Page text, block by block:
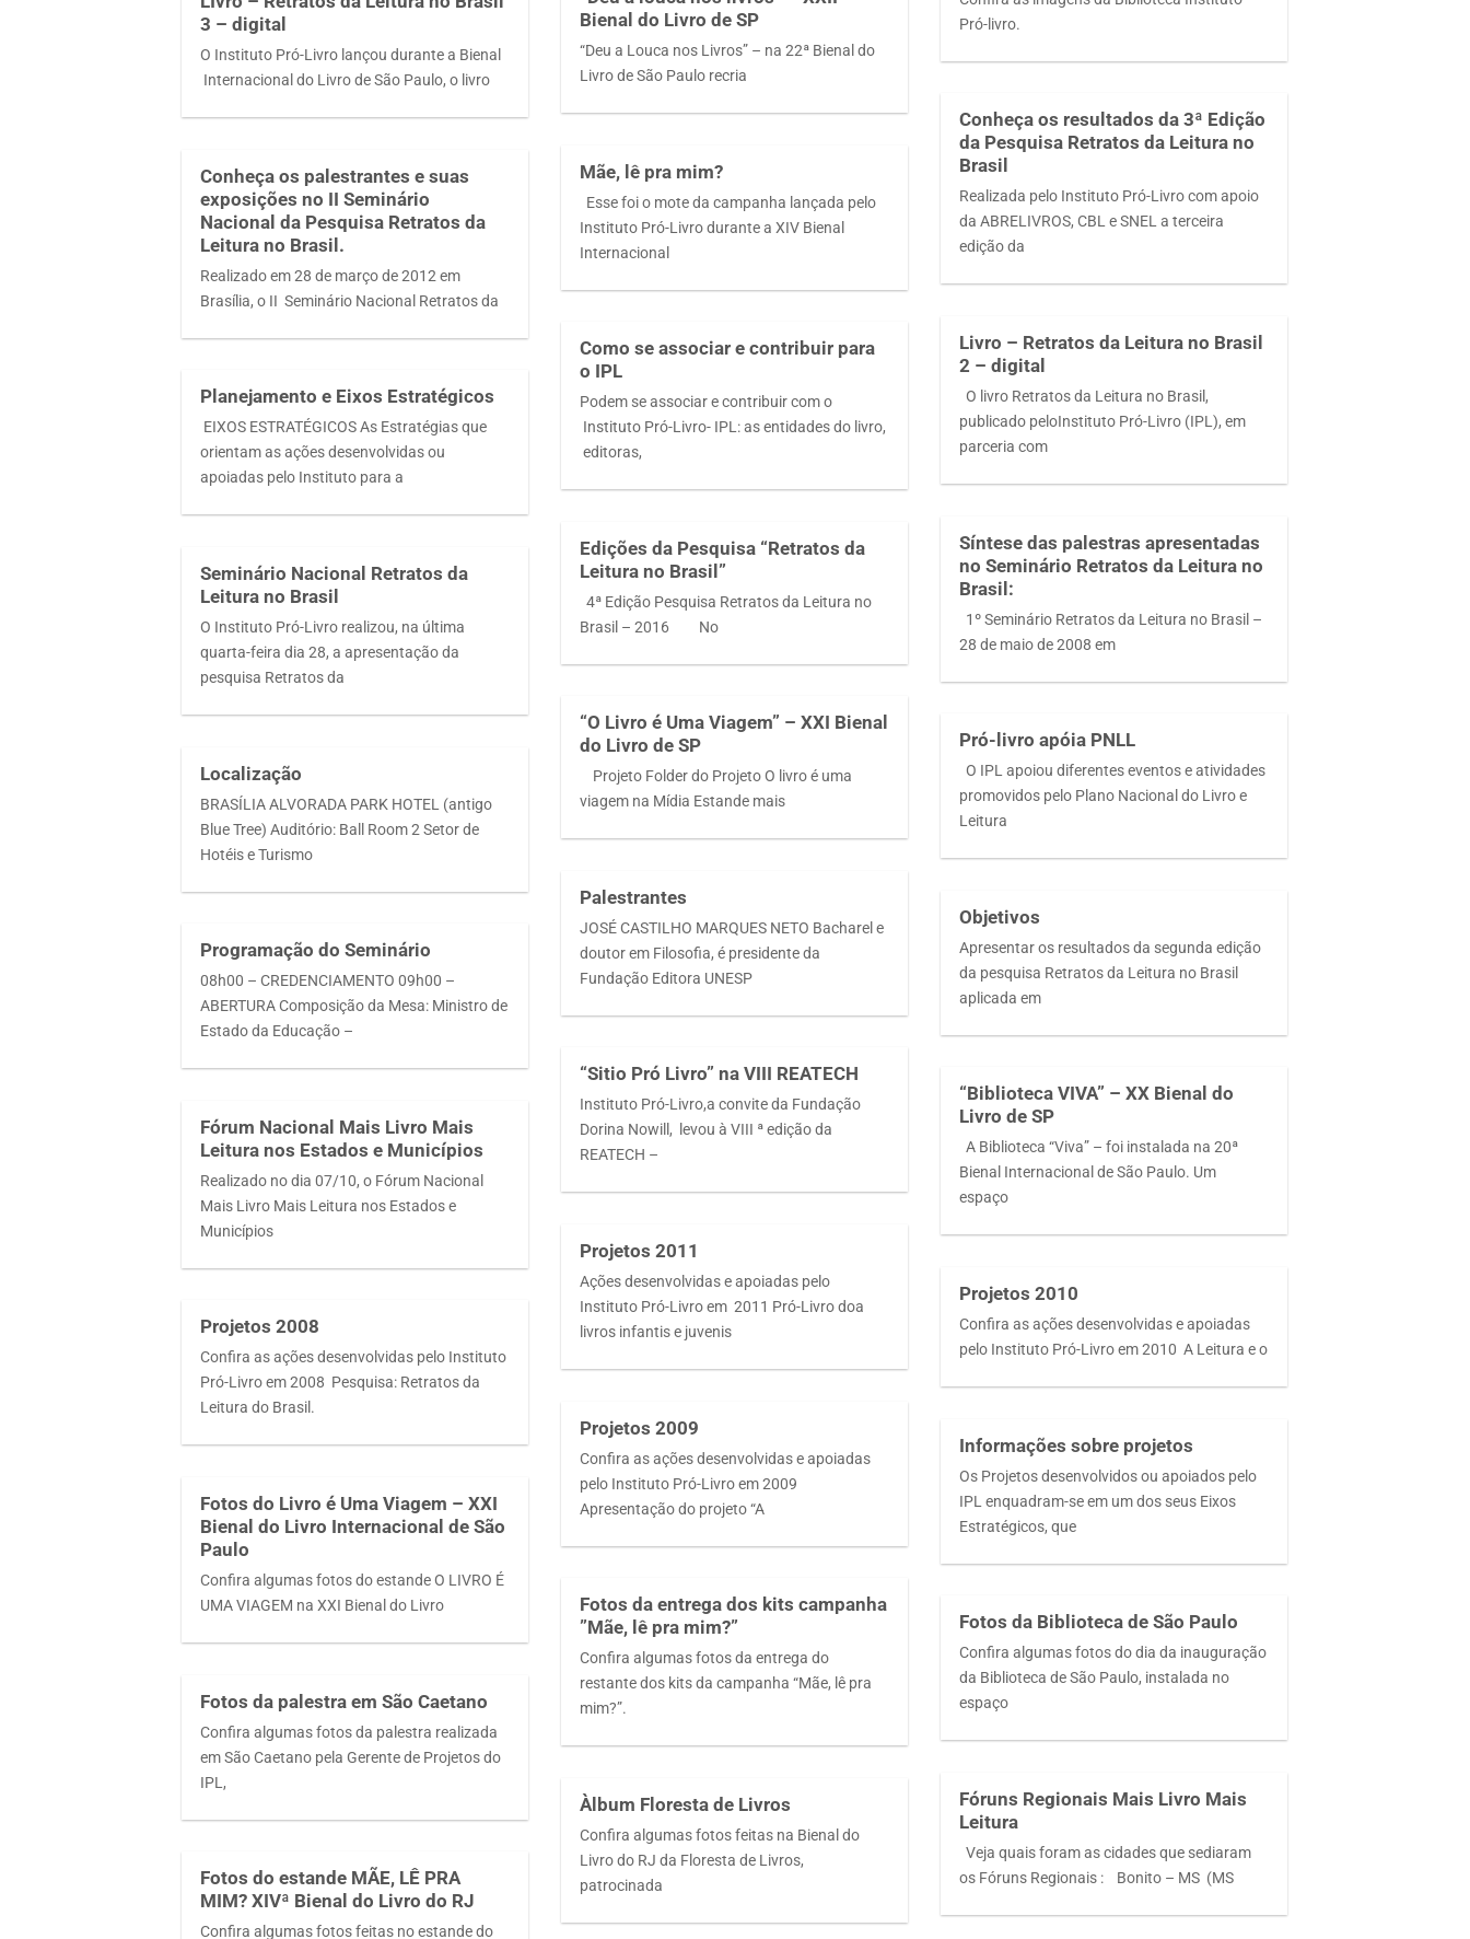
Pró-livro.
Bienal do Livro de SP
“Deu a Louca nos Livros” – na 22ª Bienal do
Livro de São Paulo recria
3 – digital
O Instituto Pró-Livro lançou durante a Bienal
Internacional do Livro de São Paulo, o livro
Conheça os resultados da 3ª Edição
da Pesquisa Retratos da Leitura no
Brasil
Realizada pelo Instituto Pró-Livro com apoio
da ABRELIVROS, CBL e SNEL a terceira
edição da
Mãe, lê pra mim?
Esse foi o mote da campanha lançada pelo
Instituto Pró-Livro durante a XIV Bienal
Internacional
Conheça os palestrantes e suas
exposições no II Seminário
Nacional da Pesquisa Retratos da
Leitura no Brasil.
Realizado em 28 de março de 2012 em
Brasília, o II Seminário Nacional Retratos da
Livro – Retratos da Leitura no Brasil
2 – digital
O livro Retratos da Leitura no Brasil,
publicado peloInstituto Pró-Livro (IPL), em
parceria com
Como se associar e contribuir para
o IPL
Podem se associar e contribuir com o
Instituto Pró-Livro- IPL: as entidades do livro,
editoras,
Planejamento e Eixos Estratégicos
EIXOS ESTRATÉGICOS As Estratégias que
orientam as ações desenvolvidas ou
apoiadas pelo Instituto para a
Síntese das palestras apresentadas
no Seminário Retratos da Leitura no
Brasil:
1º Seminário Retratos da Leitura no Brasil –
28 de maio de 2008 em
Edições da Pesquisa “Retratos da
Leitura no Brasil”
4ª Edição Pesquisa Retratos da Leitura no
Brasil – 2016 No
Seminário Nacional Retratos da
Leitura no Brasil
O Instituto Pró-Livro realizou, na última
quarta-feira dia 28, a apresentação da
pesquisa Retratos da
“O Livro é Uma Viagem” – XXI Bienal
do Livro de SP
Projeto Folder do Projeto O livro é uma
viagem na Mídia Estande mais
Pró-livro apóia PNLL
O IPL apoiou diferentes eventos e atividades
promovidos pelo Plano Nacional do Livro e
Leitura
Localização
BRASÍLIA ALVORADA PARK HOTEL (antigo
Blue Tree) Auditório: Ball Room 2 Setor de
Hotéis e Turismo
Palestrantes
JOSÉ CASTILHO MARQUES NETO Bacharel e
doutor em Filosofia, é presidente da
Fundação Editora UNESP
Objetivos
Apresentar os resultados da segunda edição
da pesquisa Retratos da Leitura no Brasil
aplicada em
Programação do Seminário
08h00 – CREDENCIAMENTO 09h00 –
ABERTURA Composição da Mesa: Ministro de
Estado da Educação –
“Sitio Pró Livro” na VIII REATECH
Instituto Pró-Livro,a convite da Fundação
Dorina Nowill, levou à VIII ª edição da
REATECH –
“Biblioteca VIVA” – XX Bienal do
Livro de SP
A Biblioteca “Viva” – foi instalada na 20ª
Bienal Internacional de São Paulo. Um
espaço
Fórum Nacional Mais Livro Mais
Leitura nos Estados e Municípios
Realizado no dia 07/10, o Fórum Nacional
Mais Livro Mais Leitura nos Estados e
Municípios
Projetos 2011
Ações desenvolvidas e apoiadas pelo
Instituto Pró-Livro em 2011 Pró-Livro doa
livros infantis e juvenis
Projetos 2010
Confira as ações desenvolvidas e apoiadas
pelo Instituto Pró-Livro em 2010 A Leitura e o
Projetos 2008
Confira as ações desenvolvidas pelo Instituto
Pró-Livro em 2008 Pesquisa: Retratos da
Leitura do Brasil.
Projetos 2009
Confira as ações desenvolvidas e apoiadas
pelo Instituto Pró-Livro em 2009
Apresentação do projeto “A
Informações sobre projetos
Os Projetos desenvolvidos ou apoiados pelo
IPL enquadram-se em um dos seus Eixos
Estratégicos, que
Fotos do Livro é Uma Viagem – XXI
Bienal do Livro Internacional de São
Paulo
Confira algumas fotos do estande O LIVRO É
UMA VIAGEM na XXI Bienal do Livro
Fotos da entrega dos kits campanha
”Mãe, lê pra mim?”
Confira algumas fotos da entrega do
restante dos kits da campanha “Mãe, lê pra
mim?”.
Fotos da Biblioteca de São Paulo
Confira algumas fotos do dia da inauguração
da Biblioteca de São Paulo, instalada no
espaço
Fotos da palestra em São Caetano
Confira algumas fotos da palestra realizada
em São Caetano pela Gerente de Projetos do
IPL,
Fóruns Regionais Mais Livro Mais
Leitura
Veja quais foram as cidades que sediaram
os Fóruns Regionais : Bonito – MS (MS
Àlbum Floresta de Livros
Confira algumas fotos feitas na Bienal do
Livro do RJ da Floresta de Livros,
patrocinada
Fotos do estande MÃE, LÊ PRA
MIM? XIVª Bienal do Livro do RJ
Confira algumas fotos feitas no estande do